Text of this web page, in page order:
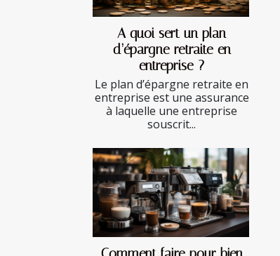
A quoi sert un plan
d’épargne retraite en
entreprise ?
Le plan d’épargne retraite en
entreprise est une assurance
à laquelle une entreprise
souscrit...